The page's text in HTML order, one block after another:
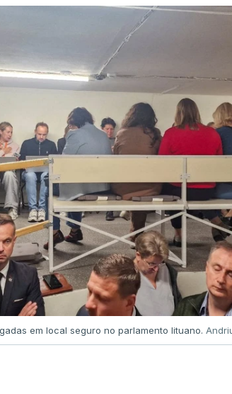
em local seguro no parlamento lituano.